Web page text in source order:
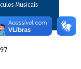
Musicais